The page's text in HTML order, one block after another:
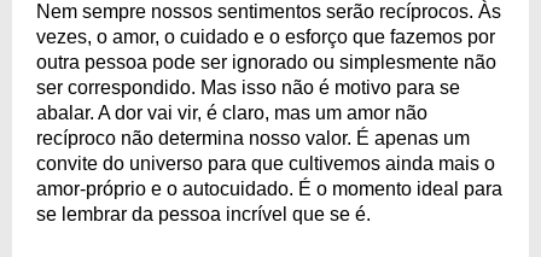
Nem sempre nossos sentimentos serão recíprocos. Às
vezes, o amor, o cuidado e o esforço que fazemos por
outra pessoa pode ser ignorado ou simplesmente não
ser correspondido. Mas isso não é motivo para se
abalar. A dor vai vir, é claro, mas um amor não
recíproco não determina nosso valor. É apenas um
convite do universo para que cultivemos ainda mais o
amor-próprio e o autocuidado. É o momento ideal para
se lembrar da pessoa incrível que se é.